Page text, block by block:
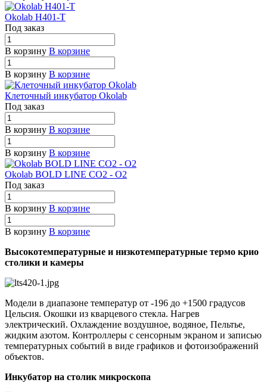
Okolab H401-T
Под заказ
В корзину В корзине
В корзину В корзине
Клеточный инкубатор Okolab
Под заказ
В корзину В корзине
В корзину В корзине
Okolab BOLD LINE CO2 - O2
Под заказ
В корзину В корзине
В корзину В корзине
Высокотемпературные и низкотемпературные термо крио
столики и камеры
Модели в диапазоне температур от -196 до +1500 градусов
Цельсия. Окошки из кварцевого стекла. Нагрев
электрический. Охлаждение воздушное, водяное, Пельтье,
жидким азотом. Контроллеры с сенсорным экраном и записью
температурных событий в виде графиков и фотоизображений
объектов.
Инкубатор на столик микроскопа